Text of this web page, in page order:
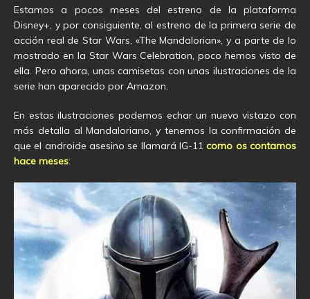
Estamos a pocos meses del estreno de la plataforma
Disney+, y por consiguiente, al estreno de la primera serie de
acción real de Star Wars, «The Mandalorian», y a parte de lo
mostrado en la Star Wars Celebration, poco hemos visto de
ella. Pero ahora, unas camisetas con unas ilustraciones de la
serie han aparecido por Amazon.
En estas ilustraciones podemos echar un nuevo vistazo con
más detalla al Mandaloriano, y tenemos la confirmación de
que el androide asesino se llamará IG-11como os contamos
hace meses: